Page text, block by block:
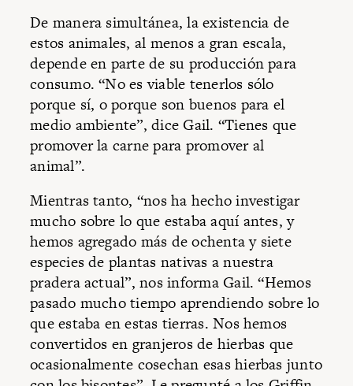
De manera simultánea, la existencia de
estos animales, al menos a gran escala,
depende en parte de su producción para
consumo. “No es viable tenerlos sólo
porque sí, o porque son buenos para el
medio ambiente”, dice Gail. “Tienes que
promover la carne para promover al
animal”.
Mientras tanto, “nos ha hecho investigar
mucho sobre lo que estaba aquí antes, y
hemos agregado más de ochenta y siete
especies de plantas nativas a nuestra
pradera actual”, nos informa Gail. “Hemos
pasado mucho tiempo aprendiendo sobre lo
que estaba en estas tierras. Nos hemos
convertidos en granjeros de hierbas que
ocasionalmente cosechan esas hierbas junto